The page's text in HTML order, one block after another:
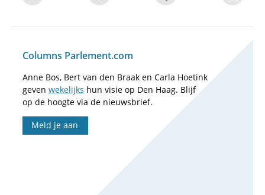
Columns Parlement.com
Anne Bos, Bert van den Braak en Carla Hoetink
geven wekelijks hun visie op Den Haag. Blijf
op de hoogte via de nieuwsbrief.
Meld je aan